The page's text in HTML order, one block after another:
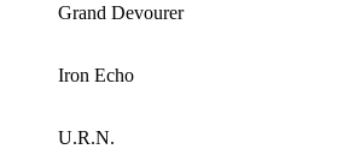
Grand Devourer
Iron Echo
U.R.N.